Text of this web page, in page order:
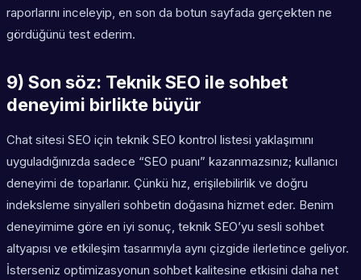
raporlarını inceleyip, en son da botun sayfada gerçekten ne
gördüğünü test ederim.
9) Son söz: Teknik SEO ile sohbet
deneyimi birlikte büyür
Chat sitesi SEO için teknik SEO kontrol listesi yaklaşımını
uyguladığınızda sadece “SEO puanı” kazanmazsınız; kullanıcı
deneyimi de toparlanır. Çünkü hız, erişilebilirlik ve doğru
indeksleme sinyalleri sohbetin doğasına hizmet eder. Benim
deneyimime göre en iyi sonuç, teknik SEO’yu sesli sohbet
altyapısı ve etkileşim tasarımıyla aynı çizgide ilerletince geliyor.
İsterseniz optimizasyonun sohbet kalitesine etkisini daha net